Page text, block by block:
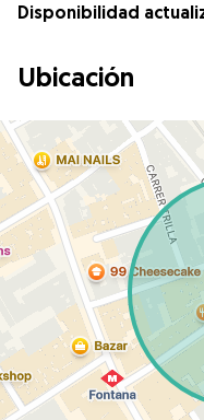
Disponibilidad
Ubicación